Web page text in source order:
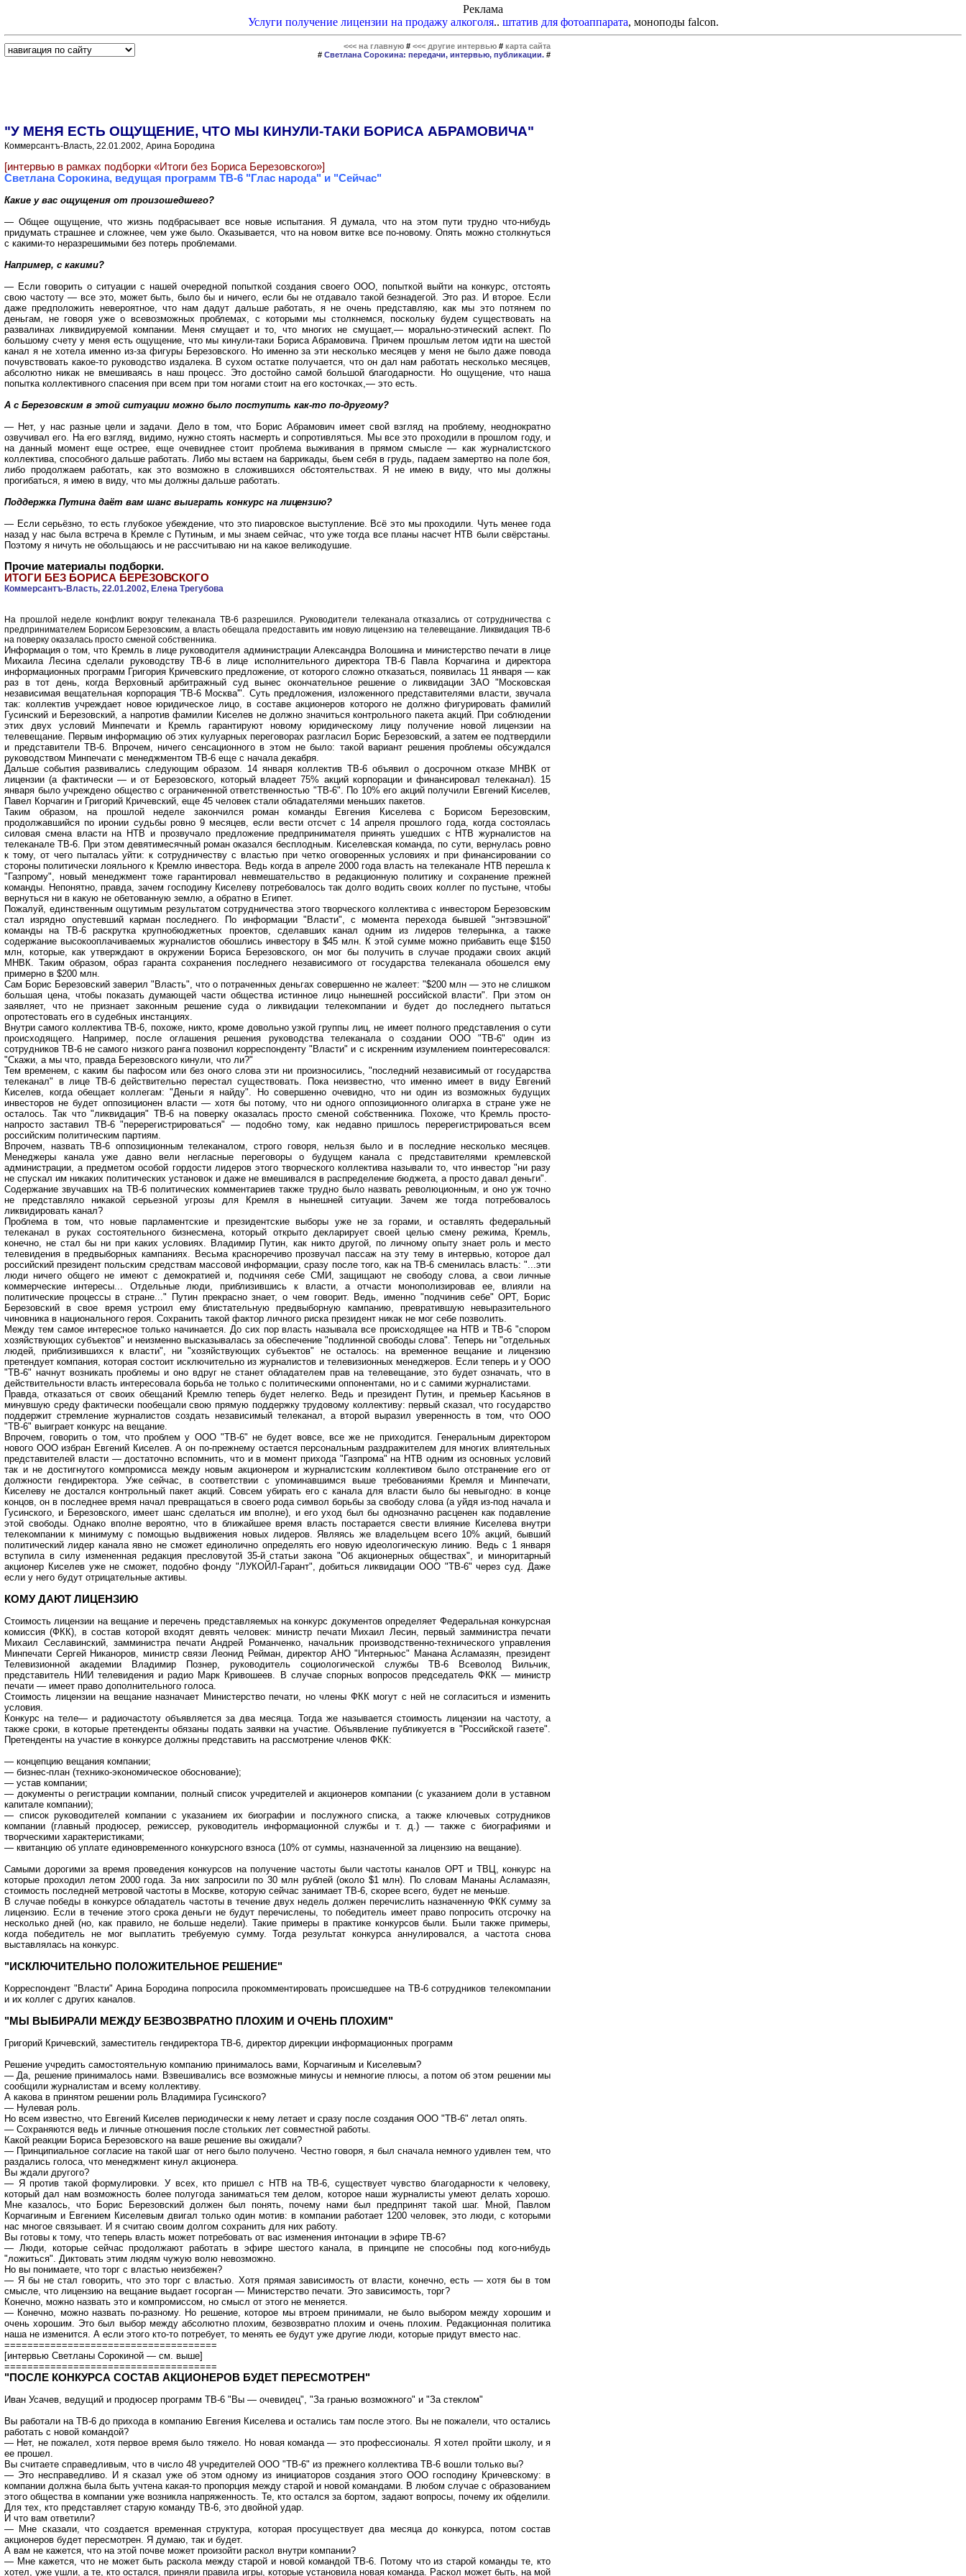
Реклама
Услуги получение лицензии на продажу алкоголя.. штатив для фотоаппарата, моноподы falcon.
<<< на главную # <<< другие интервью # карта сайта
# Светлана Сорокина: передачи, интервью, публикации. #
"У МЕНЯ ЕСТЬ ОЩУЩЕНИЕ, ЧТО МЫ КИНУЛИ-ТАКИ БОРИСА АБРАМОВИЧА"
Коммерсантъ-Власть, 22.01.2002, Арина Бородина
[интервью в рамках подборки «Итоги без Бориса Березовского»]
Светлана Сорокина, ведущая программ ТВ-6 "Глас народа" и "Сейчас"
Какие у вас ощущения от произошедшего?
— Общее ощущение, что жизнь подбрасывает все новые испытания. Я думала, что на этом пути трудно что-нибудь
придумать страшнее и сложнее, чем уже было. Оказывается, что на новом витке все по-новому. Опять можно столкнуться
с какими-то неразрешимыми без потерь проблемами.
Например, с какими?
— Если говорить о ситуации с нашей очередной попыткой создания своего ООО, попыткой выйти на конкурс, отстоять
свою частоту — все это, может быть, было бы и ничего, если бы не отдавало такой безнадегой. Это раз. И второе. Если
даже предположить невероятное, что нам дадут дальше работать, я не очень представляю, как мы это потянем по
деньгам, не говоря уже о всевозможных проблемах, с которыми мы столкнемся, поскольку будем существовать на
развалинах ликвидируемой компании. Меня смущает и то, что многих не смущает,— морально-этический аспект. По
большому счету у меня есть ощущение, что мы кинули-таки Бориса Абрамовича. Причем прошлым летом идти на шестой
канал я не хотела именно из-за фигуры Березовского. Но именно за эти несколько месяцев у меня не было даже повода
почувствовать какое-то руководство издалека. В сухом остатке получается, что он дал нам работать несколько месяцев,
абсолютно никак не вмешиваясь в наш процесс. Это достойно самой большой благодарности. Но ощущение, что наша
попытка коллективного спасения при всем при том ногами стоит на его косточках,— это есть.
А с Березовским в этой ситуации можно было поступить как-то по-другому?
— Нет, у нас разные цели и задачи. Дело в том, что Борис Абрамович имеет свой взгляд на проблему, неоднократно
озвучивал его. На его взгляд, видимо, нужно стоять насмерть и сопротивляться. Мы все это проходили в прошлом году, и
на данный момент еще острее, еще очевиднее стоит проблема выживания в прямом смысле — как журналистского
коллектива, способного дальше работать. Либо мы встаем на баррикады, бьем себя в грудь, падаем замертво на поле боя,
либо продолжаем работать, как это возможно в сложившихся обстоятельствах. Я не имею в виду, что мы должны
прогибаться, я имею в виду, что мы должны дальше работать.
Поддержка Путина даёт вам шанс выиграть конкурс на лицензию?
— Если серьёзно, то есть глубокое убеждение, что это пиаровское выступление. Всё это мы проходили. Чуть менее года
назад у нас была встреча в Кремле с Путиным, и мы знаем сейчас, что уже тогда все планы насчет НТВ были свёрстаны.
Поэтому я ничуть не обольщаюсь и не рассчитываю ни на какое великодушие.
Прочие материалы подборки.
ИТОГИ БЕЗ БОРИСА БЕРЕЗОВСКОГО
Коммерсантъ-Власть, 22.01.2002, Елена Трегубова
На прошлой неделе конфликт вокруг телеканала ТВ-6 разрешился. Руководители телеканала отказались от сотрудничества с
предпринимателем Борисом Березовским, а власть обещала предоставить им новую лицензию на телевещание. Ликвидация ТВ-6
на поверку оказалась просто сменой собственника.
Информация о том, что Кремль в лице руководителя администрации Александра Волошина и министерство печати в лице
Михаила Лесина сделали руководству ТВ-6 в лице исполнительного директора ТВ-6 Павла Корчагина и директора
информационных программ Григория Кричевскиго предложение, от которого сложно отказаться, появилась 11 января — как
раз в тот день, когда Верховный арбитражный суд вынес окончательное решение о ликвидации ЗАО "Московская
независимая вещательная корпорация 'ТВ-6 Москва'". Суть предложения, изложенного представителями власти, звучала
так: коллектив учреждает новое юридическое лицо, в составе акционеров которого не должно фигурировать фамилий
Гусинский и Березовский, а напротив фамилии Киселев не должно значиться контрольного пакета акций. При соблюдении
этих двух условий Минпечати и Кремль гарантируют новому юридическому лицу получение новой лицензии на
телевещание. Первым информацию об этих кулуарных переговорах разгласил Борис Березовский, а затем ее подтвердили
и представители ТВ-6. Впрочем, ничего сенсационного в этом не было: такой вариант решения проблемы обсуждался
руководством Минпечати с менеджментом ТВ-6 еще с начала декабря.
Дальше события развивались следующим образом. 14 января коллектив ТВ-6 объявил о досрочном отказе МНВК от
лицензии (а фактически — и от Березовского, который владеет 75% акций корпорации и финансировал телеканал). 15
января было учреждено общество с ограниченной ответственностью "ТВ-6". По 10% его акций получили Евгений Киселев,
Павел Корчагин и Григорий Кричевский, еще 45 человек стали обладателями меньших пакетов.
Таким образом, на прошлой неделе закончился роман команды Евгения Киселева с Борисом Березовским,
продолжавшийся по иронии судьбы ровно 9 месяцев, если вести отсчет с 14 апреля прошлого года, когда состоялась
силовая смена власти на НТВ и прозвучало предложение предпринимателя принять ушедших с НТВ журналистов на
телеканале ТВ-6. При этом девятимесячный роман оказался бесплодным. Киселевская команда, по сути, вернулась ровно
к тому, от чего пыталась уйти: к сотрудничеству с властью при четко оговоренных условиях и при финансировании со
стороны политически лояльного к Кремлю инвестора. Ведь когда в апреле 2000 года власть на телеканале НТВ перешла к
"Газпрому", новый менеджмент тоже гарантировал невмешательство в редакционную политику и сохранение прежней
команды. Непонятно, правда, зачем господину Киселеву потребовалось так долго водить своих коллег по пустыне, чтобы
вернуться ни в какую не обетованную землю, а обратно в Египет.
Пожалуй, единственным ощутимым результатом сотрудничества этого творческого коллектива с инвестором Березовским
стал изрядно опустевший карман последнего. По информации "Власти", с момента перехода бывшей "энтэвэшной"
команды на ТВ-6 раскрутка крупнобюджетных проектов, сделавших канал одним из лидеров телерынка, а также
содержание высокооплачиваемых журналистов обошлись инвестору в $45 млн. К этой сумме можно прибавить еще $150
млн, которые, как утверждают в окружении Бориса Березовского, он мог бы получить в случае продажи своих акций
МНВК. Таким образом, образ гаранта сохранения последнего независимого от государства телеканала обошелся ему
примерно в $200 млн.
Сам Борис Березовский заверил "Власть", что о потраченных деньгах совершенно не жалеет: "$200 млн — это не слишком
большая цена, чтобы показать думающей части общества истинное лицо нынешней российской власти". При этом он
заявляет, что не признает законным решение суда о ликвидации телекомпании и будет до последнего пытаться
опротестовать его в судебных инстанциях.
Внутри самого коллектива ТВ-6, похоже, никто, кроме довольно узкой группы лиц, не имеет полного представления о сути
происходящего. Например, после оглашения решения руководства телеканала о создании ООО "ТВ-6" один из
сотрудников ТВ-6 не самого низкого ранга позвонил корреспонденту "Власти" и с искренним изумлением поинтересовался:
"Скажи, а мы что, правда Березовского кинули, что ли?"
Тем временем, с каким бы пафосом или без оного слова эти ни произносились, "последний независимый от государства
телеканал" в лице ТВ-6 действительно перестал существовать. Пока неизвестно, что именно имеет в виду Евгений
Киселев, когда обещает коллегам: "Деньги я найду". Но совершенно очевидно, что ни один из возможных будущих
инвесторов не будет оппозиционен власти — хотя бы потому, что ни одного оппозиционного олигарха в стране уже не
осталось. Так что "ликвидация" ТВ-6 на поверку оказалась просто сменой собственника. Похоже, что Кремль просто-
напросто заставил ТВ-6 "перерегистрироваться" — подобно тому, как недавно пришлось перерегистрироваться всем
российским политическим партиям.
Впрочем, назвать ТВ-6 оппозиционным телеканалом, строго говоря, нельзя было и в последние несколько месяцев.
Менеджеры канала уже давно вели негласные переговоры о будущем канала с представителями кремлевской
администрации, а предметом особой гордости лидеров этого творческого коллектива называли то, что инвестор "ни разу
не спускал им никаких политических установок и даже не вмешивался в распределение бюджета, а просто давал деньги".
Содержание звучавших на ТВ-6 политических комментариев также трудно было назвать революционным, и оно уж точно
не представляло никакой серьезной угрозы для Кремля в нынешней ситуации. Зачем же тогда потребовалось
ликвидировать канал?
Проблема в том, что новые парламентские и президентские выборы уже не за горами, и оставлять федеральный
телеканал в руках состоятельного бизнесмена, который открыто декларирует своей целью смену режима, Кремль,
конечно, не стал бы ни при каких условиях. Владимир Путин, как никто другой, по личному опыту знает роль и место
телевидения в предвыборных кампаниях. Весьма красноречиво прозвучал пассаж на эту тему в интервью, которое дал
российский президент польским средствам массовой информации, сразу после того, как на ТВ-6 сменилась власть: "...эти
люди ничего общего не имеют с демократией и, подчиняя себе СМИ, защищают не свободу слова, а свои личные
коммерческие интересы... Отдельные люди, приблизившись к власти, а отчасти монополизировав ее, влияли на
политические процессы в стране..." Путин прекрасно знает, о чем говорит. Ведь, именно "подчинив себе" ОРТ, Борис
Березовский в свое время устроил ему блистательную предвыборную кампанию, превратившую невыразительного
чиновника в национального героя. Сохранить такой фактор личного риска президент никак не мог себе позволить.
Между тем самое интересное только начинается. До сих пор власть называла все происходящее на НТВ и ТВ-6 "спором
хозяйствующих субъектов" и неизменно высказывалась за обеспечение "подлинной свободы слова". Теперь ни "отдельных
людей, приблизившихся к власти", ни "хозяйствующих субъектов" не осталось: на временное вещание и лицензию
претендует компания, которая состоит исключительно из журналистов и телевизионных менеджеров. Если теперь и у ООО
"ТВ-6" начнут возникать проблемы и оно вдруг не станет обладателем прав на телевещание, это будет означать, что в
действительности власть интересовала борьба не только с политическими оппонентами, но и с самими журналистами.
Правда, отказаться от своих обещаний Кремлю теперь будет нелегко. Ведь и президент Путин, и премьер Касьянов в
минувшую среду фактически пообещали свою прямую поддержку трудовому коллективу: первый сказал, что государство
поддержит стремление журналистов создать независимый телеканал, а второй выразил уверенность в том, что ООО
"ТВ-6" выиграет конкурс на вещание.
Впрочем, говорить о том, что проблем у ООО "ТВ-6" не будет вовсе, все же не приходится. Генеральным директором
нового ООО избран Евгений Киселев. А он по-прежнему остается персональным раздражителем для многих влиятельных
представителей власти — достаточно вспомнить, что и в момент прихода "Газпрома" на НТВ одним из основных условий
так и не достигнутого компромисса между новым акционером и журналистским коллективом было отстранение его от
должности гендиректора. Уже сейчас, в соответствии с упоминавшимся выше требованиями Кремля и Минпечати,
Киселеву не достался контрольный пакет акций. Совсем убирать его с канала для власти было бы невыгодно: в конце
концов, он в последнее время начал превращаться в своего рода символ борьбы за свободу слова (а уйдя из-под начала и
Гусинского, и Березовского, имеет шанс сделаться им вполне), и его уход был бы однозначно расценен как подавление
этой свободы. Однако вполне вероятно, что в ближайшее время власть постарается свести влияние Киселева внутри
телекомпании к минимуму с помощью выдвижения новых лидеров. Являясь же владельцем всего 10% акций, бывший
политический лидер канала явно не сможет единолично определять его новую идеологическую линию. Ведь с 1 января
вступила в силу измененная редакция пресловутой 35-й статьи закона "Об акционерных обществах", и миноритарный
акционер Киселев уже не сможет, подобно фонду "ЛУКОЙЛ-Гарант", добиться ликвидации ООО "ТВ-6" через суд. Даже
если у него будут отрицательные активы.
КОМУ ДАЮТ ЛИЦЕНЗИЮ
Стоимость лицензии на вещание и перечень представляемых на конкурс документов определяет Федеральная конкурсная
комиссия (ФКК), в состав которой входят девять человек: министр печати Михаил Лесин, первый замминистра печати
Михаил Сеславинский, замминистра печати Андрей Романченко, начальник производственно-технического управления
Минпечати Сергей Никаноров, министр связи Леонид Рейман, директор АНО "Интерньюс" Манана Асламазян, президент
Телевизионной академии Владимир Познер, руководитель социологической службы ТВ-6 Всеволод Вильчик,
представитель НИИ телевидения и радио Марк Кривошеев. В случае спорных вопросов председатель ФКК — министр
печати — имеет право дополнительного голоса.
Стоимость лицензии на вещание назначает Министерство печати, но члены ФКК могут с ней не согласиться и изменить
условия.
Конкурс на теле— и радиочастоту объявляется за два месяца. Тогда же называется стоимость лицензии на частоту, а
также сроки, в которые претенденты обязаны подать заявки на участие. Объявление публикуется в "Российской газете".
Претенденты на участие в конкурсе должны представить на рассмотрение членов ФКК:
— концепцию вещания компании;
— бизнес-план (технико-экономическое обоснование);
— устав компании;
— документы о регистрации компании, полный список учредителей и акционеров компании (с указанием доли в уставном
капитале компании);
— список руководителей компании с указанием их биографии и послужного списка, а также ключевых сотрудников
компании (главный продюсер, режиссер, руководитель информационной службы и т. д.) — также с биографиями и
творческими характеристиками;
— квитанцию об уплате единовременного конкурсного взноса (10% от суммы, назначенной за лицензию на вещание).
Самыми дорогими за время проведения конкурсов на получение частоты были частоты каналов ОРТ и ТВЦ, конкурс на
которые проходил летом 2000 года. За них запросили по 30 млн рублей (около $1 млн). По словам Мананы Асламазян,
стоимость последней метровой частоты в Москве, которую сейчас занимает ТВ-6, скорее всего, будет не меньше.
В случае победы в конкурсе обладатель частоты в течение двух недель должен перечислить назначенную ФКК сумму за
лицензию. Если в течение этого срока деньги не будут перечислены, то победитель имеет право попросить отсрочку на
несколько дней (но, как правило, не больше недели). Такие примеры в практике конкурсов были. Были также примеры,
когда победитель не мог выплатить требуемую сумму. Тогда результат конкурса аннулировался, а частота снова
выставлялась на конкурс.
"ИСКЛЮЧИТЕЛЬНО ПОЛОЖИТЕЛЬНОЕ РЕШЕНИЕ"
Корреспондент "Власти" Арина Бородина попросила прокомментировать происшедшее на ТВ-6 сотрудников телекомпании
и их коллег с других каналов.
"МЫ ВЫБИРАЛИ МЕЖДУ БЕЗВОЗВРАТНО ПЛОХИМ И ОЧЕНЬ ПЛОХИМ"
Григорий Кричевский, заместитель гендиректора ТВ-6, директор дирекции информационных программ
Решение учредить самостоятельную компанию принималось вами, Корчагиным и Киселевым?
— Да, решение принималось нами. Взвешивались все возможные минусы и немногие плюсы, а потом об этом решении мы
сообщили журналистам и всему коллективу.
А какова в принятом решении роль Владимира Гусинского?
— Нулевая роль.
Но всем известно, что Евгений Киселев периодически к нему летает и сразу после создания ООО "ТВ-6" летал опять.
— Сохраняются ведь и личные отношения после стольких лет совместной работы.
Какой реакции Бориса Березовского на ваше решение вы ожидали?
— Принципиальное согласие на такой шаг от него было получено. Честно говоря, я был сначала немного удивлен тем, что
раздались голоса, что менеджмент кинул акционера.
Вы ждали другого?
— Я против такой формулировки. У всех, кто пришел с НТВ на ТВ-6, существует чувство благодарности к человеку,
который дал нам возможность более полугода заниматься тем делом, которое наши журналисты умеют делать хорошо.
Мне казалось, что Борис Березовский должен был понять, почему нами был предпринят такой шаг. Мной, Павлом
Корчагиным и Евгением Киселевым двигал только один мотив: в компании работает 1200 человек, это люди, с которыми
нас многое связывает. И я считаю своим долгом сохранить для них работу.
Вы готовы к тому, что теперь власть может потребовать от вас изменения интонации в эфире ТВ-6?
— Люди, которые сейчас продолжают работать в эфире шестого канала, в принципе не способны под кого-нибудь
"ложиться". Диктовать этим людям чужую волю невозможно.
Но вы понимаете, что торг с властью неизбежен?
— Я бы не стал говорить, что это торг с властью. Хотя прямая зависимость от власти, конечно, есть — хотя бы в том
смысле, что лицензию на вещание выдает госорган — Министерство печати. Это зависимость, торг?
Конечно, можно назвать это и компромиссом, но смысл от этого не меняется.
— Конечно, можно назвать по-разному. Но решение, которое мы втроем принимали, не было выбором между хорошим и
очень хорошим. Это был выбор между абсолютно плохим, безвозвратно плохим и очень плохим. Редакционная политика
наша не изменится. А если этого кто-то потребует, то менять ее будут уже другие люди, которые придут вместо нас.
=====================================
[интервью Светланы Сорокиной — см. выше]
=====================================
"ПОСЛЕ КОНКУРСА СОСТАВ АКЦИОНЕРОВ БУДЕТ ПЕРЕСМОТРЕН"
Иван Усачев, ведущий и продюсер программ ТВ-6 "Вы — очевидец", "За гранью возможного" и "За стеклом"
Вы работали на ТВ-6 до прихода в компанию Евгения Киселева и остались там после этого. Вы не пожалели, что остались
работать с новой командой?
— Нет, не пожалел, хотя первое время было тяжело. Но новая команда — это профессионалы. Я хотел пройти школу, и я
ее прошел.
Вы считаете справедливым, что в число 48 учредителей ООО "ТВ-6" из прежнего коллектива ТВ-6 вошли только вы?
— Это несправедливо. И я сказал уже об этом одному из инициаторов создания этого ООО господину Кричевскому: в
компании должна была быть учтена какая-то пропорция между старой и новой командами. В любом случае с образованием
этого общества в компании уже возникла напряженность. Те, кто остался за бортом, задают вопросы, почему их обделили.
Для тех, кто представляет старую команду ТВ-6, это двойной удар.
И что вам ответили?
— Мне сказали, что создается временная структура, которая просуществует два месяца до конкурса, потом состав
акционеров будет пересмотрен. Я думаю, так и будет.
А вам не кажется, что на этой почве может произойти раскол внутри компании?
— Мне кажется, что не может быть раскола между старой и новой командой ТВ-6. Потому что из старой команды те, кто
хотел, уже ушли, а те, кто остался, приняли правила игры, которые установила новая команда. Раскол может быть, на мой